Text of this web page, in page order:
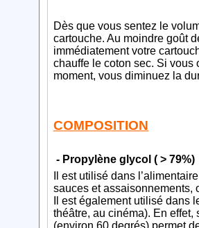
Dès que vous sentez le
cartouche. Au moindre goût
immédiatement votre
chauffe le coton sec. Si
moment, vous diminuez la
COMPOSITION
- Propylène glycol ( > 79%)
Il est utilisé dans
sauces et assaisonnements,
Il est également utilisé dans
théâtre, au cinéma). En
(environ 60 degrés) permet